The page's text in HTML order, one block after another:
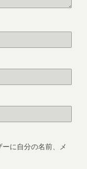
に自分の名前、メ